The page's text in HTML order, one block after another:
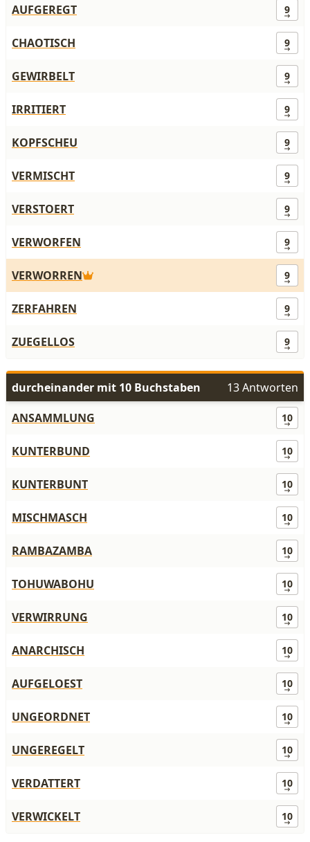
AUFGEREGT 9
CHAOTISCH 9
GEWIRBELT 9
IRRITIERT 9
KOPFSCHEU 9
VERMISCHT 9
VERSTOERT 9
VERWORFEN 9
VERWORREN 9
ZERFAHREN 9
ZUEGELLOS 9
durcheinander mit 10 Buchstaben
13 Antworten
ANSAMMLUNG
10
KUNTERBUND 10
KUNTERBUNT 10
MISCHMASCH 10
RAMBAZAMBA 10
TOHUWABOHU 10
VERWIRRUNG 10
ANARCHISCH 10
AUFGELOEST 10
UNGEORDNET 10
UNGEREGELT 10
VERDATTERT 10
VERWICKELT 10